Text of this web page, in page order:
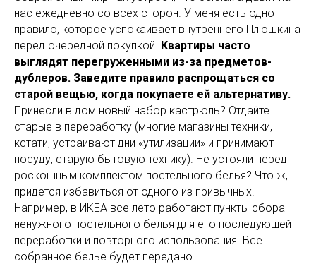
нас ежедневно со всех сторон. У меня есть одно
правило, которое успокаивает внутреннего Плюшкина
перед очередной покупкой. Квартиры часто
выглядят перегруженными из-за предметов-
дублеров. Заведите правило распрощаться со
старой вещью, когда покупаете ей альтернативу.
Принесли в дом новый набор кастрюль? Отдайте
старые в переработку (многие магазины техники,
кстати, устраивают дни «утилизации» и принимают
посуду, старую бытовую технику). Не устояли перед
роскошным комплектом постельного белья? Что ж,
придется избавиться от одного из привычных.
Например, в ИКЕА все лето работают пункты сбора
ненужного постельного белья для его последующей
переработки и повторного использования. Все
собранное белье будет передано